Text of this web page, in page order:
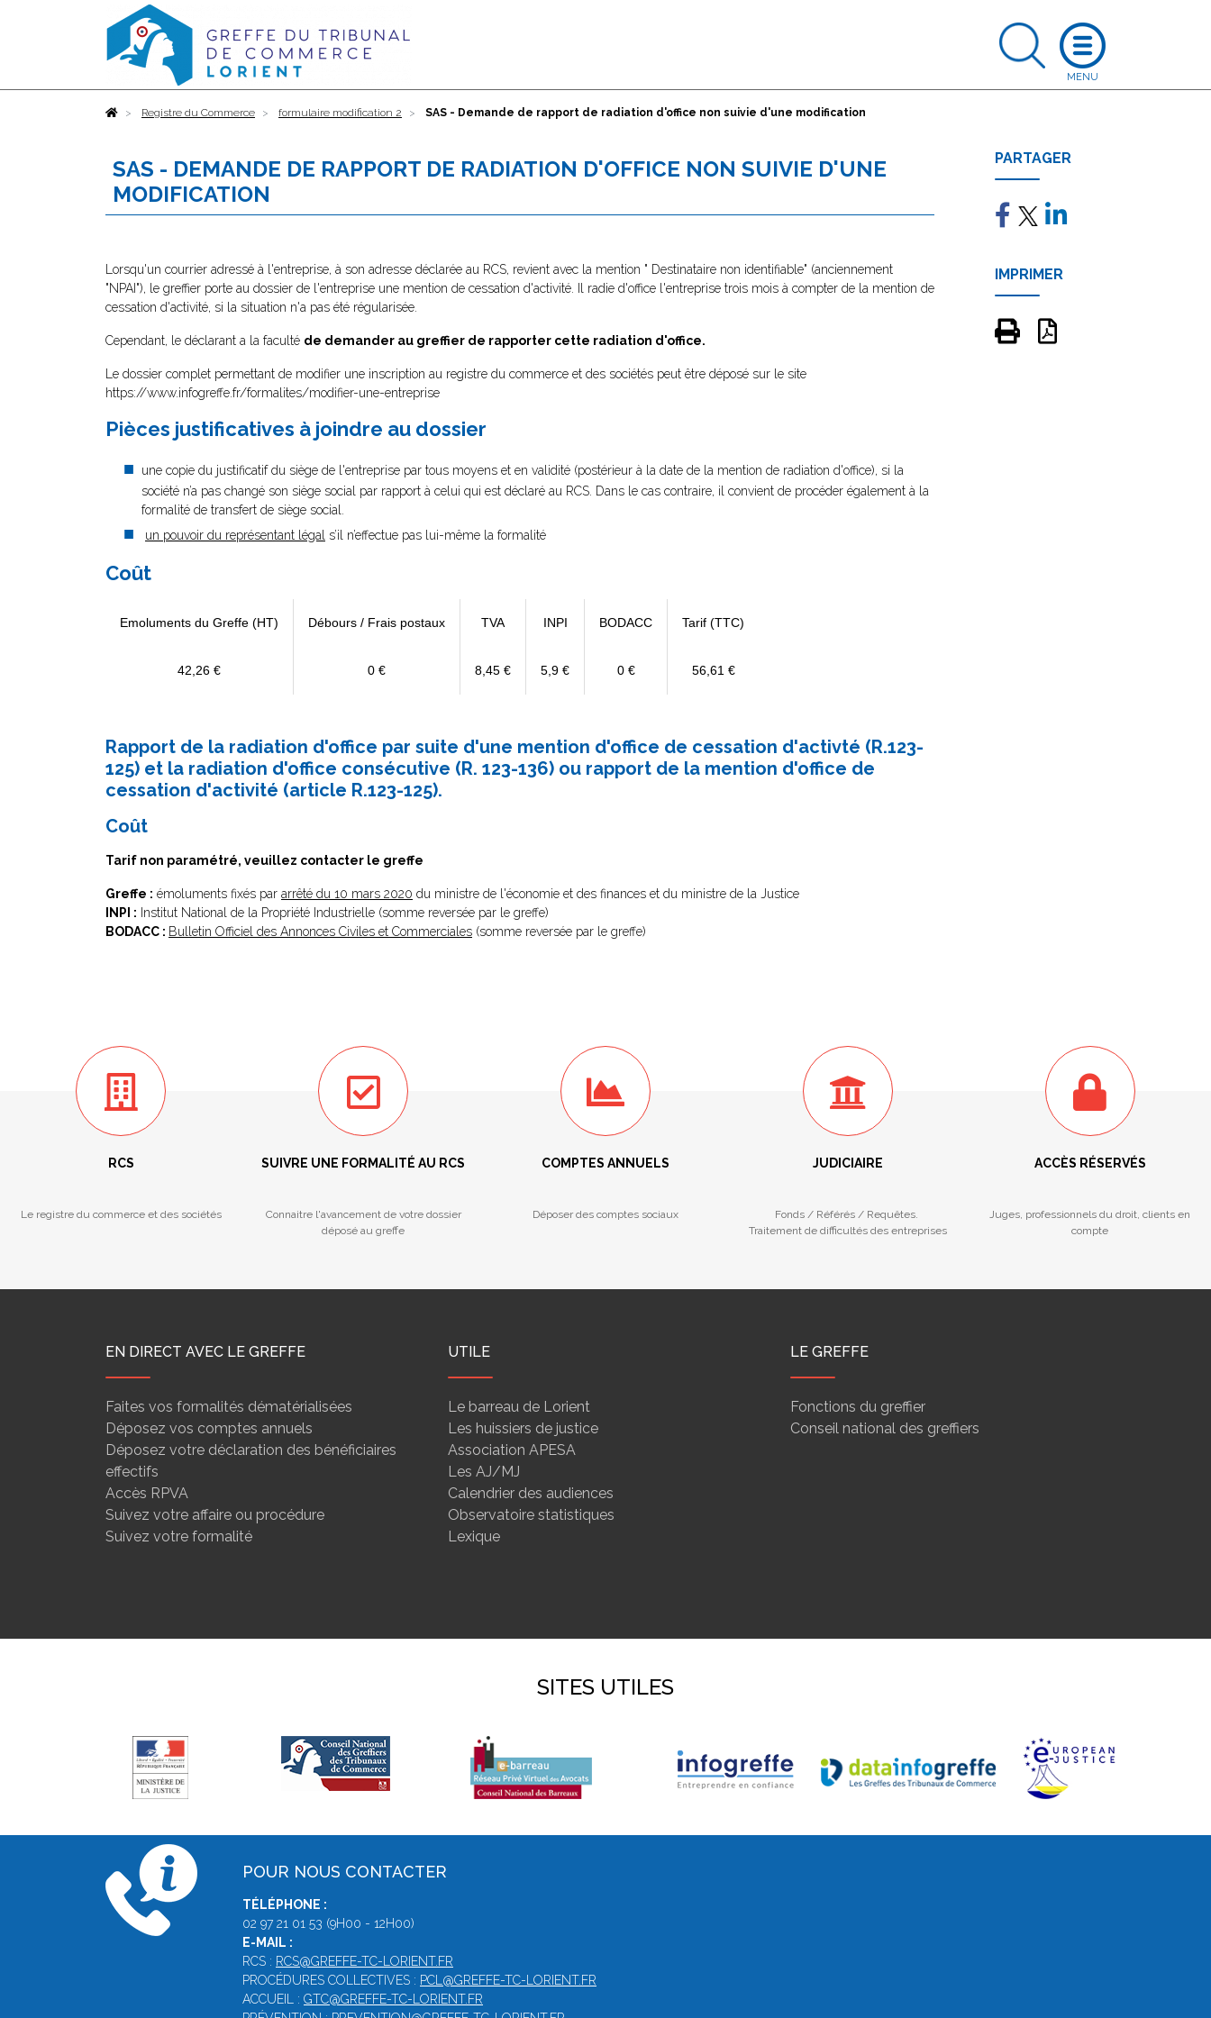
AccueilRegistre du Commerce formulaire modification 2 SAS - Demande de rapport de radiation d'office non suivie d'une modification
SAS - DEMANDE DE RAPPORT DE RADIATION D'OFFICE NON SUIVIE D'UNE
MODIFICATION
Lorsqu'un courrier adressé à l'entreprise, à son adresse déclarée au RCS, revient avec la mention " Destinataire non identifiable" (anciennement
"NPAI"), le greffier porte au dossier de l'entreprise une mention de cessation d'activité. Il radie d'office l'entreprise trois mois à compter de la mention de
cessation d'activité, si la situation n'a pas été régularisée.
Cependant, le déclarant a la faculté de demander au greffier de rapporter cette radiation d'office.
Le dossier complet permettant de modifier une inscription au registre du commerce et des sociétés peut être déposé sur le site
https://www.infogreffe.fr/formalites/modifier-une-entreprise
Pièces justificatives à joindre au dossier
une copie du justificatif du siège de l'entreprise par tous moyens et en validité (postérieur à la date de la mention de radiation d'office), si la
société n’a pas changé son siège social par rapport à celui qui est déclaré au RCS. Dans le cas contraire, il convient de procéder également à la
formalité de transfert de siège social.
un pouvoir du représentant légal s’il n’effectue pas lui-même la formalité
Coût
Emoluments du Greffe (HT) Débours / Frais postaux TVA INPI BODACC Tarif (TTC)
42,26 € 0 € 8,45 € 5,9 € 0 € 56,61 €
Rapport de la radiation d'office par suite d'une mention d'office de cessation d'activté (R.123-
125) et la radiation d'office consécutive (R. 123-136) ou rapport de la mention d'office de
cessation d'activité (article R.123-125).
Coût
Tarif non paramétré, veuillez contacter le greffe
Greffe : émoluments fixés par arrêté du 10 mars 2020 du ministre de l'économie et des finances et du ministre de la Justice
INPI : Institut National de la Propriété Industrielle (somme reversée par le greffe)
BODACC : Bulletin Officiel des Annonces Civiles et Commerciales (somme reversée par le greffe)
PARTAGER
IMPRIMER
RCS
Le registre du commerce et des sociétés
SUIVRE UNE FORMALITÉ AU RCS
Connaitre l'avancement de votre dossier
déposé au greffe
COMPTES ANNUELS
Déposer des comptes sociaux
JUDICIAIRE
Fonds / Référés / Requêtes.
Traitement de difficultés des entreprises
ACCÈS RÉSERVÉS
Juges, professionnels du droit, clients en
compte
EN DIRECT AVEC LE GREFFE
Faites vos formalités dématérialisées
Déposez vos comptes annuels
Déposez votre déclaration des bénéficiaires
effectifs
Accès RPVA
Suivez votre affaire ou procédure
Suivez votre formalité
UTILE
Le barreau de Lorient
Les huissiers de justice
Association APESA
Les AJ/MJ
Calendrier des audiences
Observatoire statistiques
Lexique
LE GREFFE
Fonctions du greffier
Conseil national des greffiers
SITES UTILES
POUR NOUS CONTACTER
TÉLÉPHONE :
02 97 21 01 53 (9H00 - 12H00)
E-MAIL :
RCS : RCS@GREFFE-TC-LORIENT.FR
PROCÉDURES COLLECTIVES : PCL@GREFFE-TC-LORIENT.FR
ACCUEIL : GTC@GREFFE-TC-LORIENT.FR